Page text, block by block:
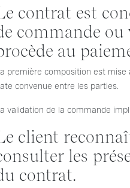
contrat est
commande ou
au
première composition est mise
convenue entre les parties.
validation de la commande
client
les
contrat.